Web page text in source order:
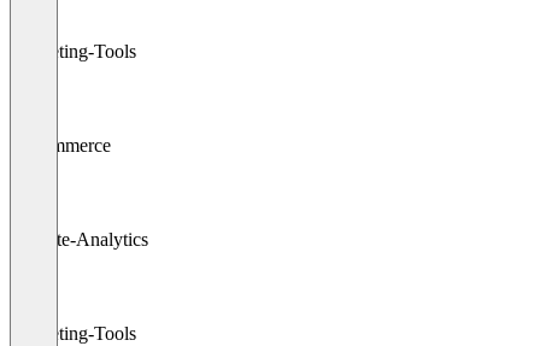
Marketing-Tools
E-Commerce
Website-Analytics
Marketing-Tools